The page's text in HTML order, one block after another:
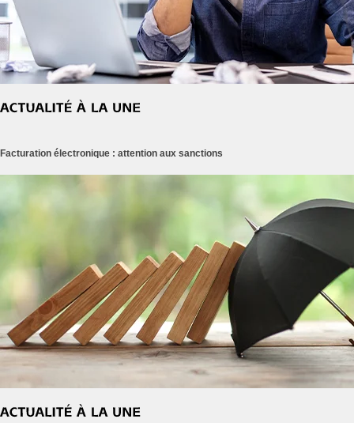
Facturation électronique : attention aux sanctions